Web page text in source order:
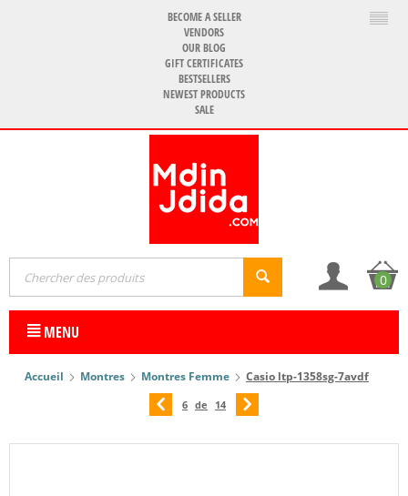
BECOME A SELLER
VENDORS
OUR BLOG
GIFT CERTIFICATES
BESTSELLERS
NEWEST PRODUCTS
SALE
0
MENU
Accueil Montres Montres Femme Casio ltp-1358sg-7avdf
6 de 14